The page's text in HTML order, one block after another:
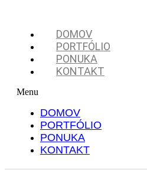
DOMOV
PORTFÓLIO
PONUKA
KONTAKT
Menu
DOMOV
PORTFÓLIO
PONUKA
KONTAKT